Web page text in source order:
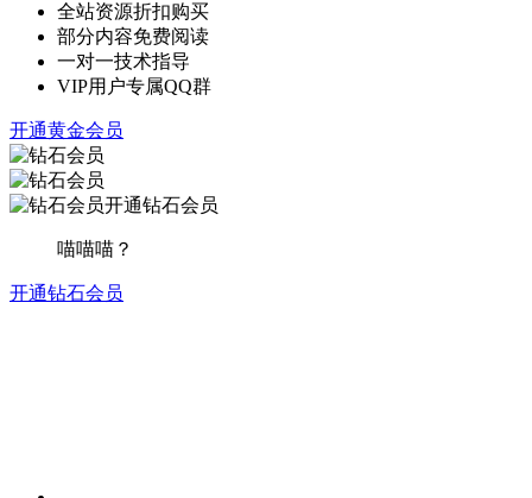
全站资源折扣购买
部分内容免费阅读
一对一技术指导
VIP用户专属QQ群
开通黄金会员
开通钻石会员
喵喵喵？
开通钻石会员